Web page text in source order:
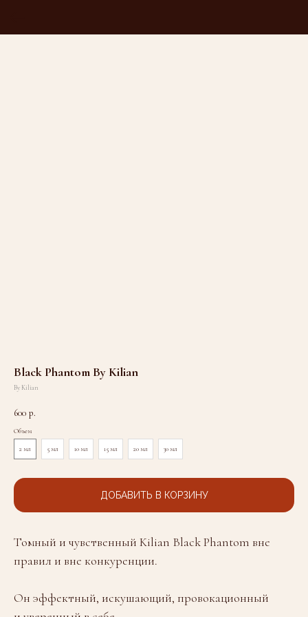
Black Phantom By Kilian
By Kilian
600 р.
Объем
2 мл 5 мл 10 мл 15 мл 20 мл 30 мл
ДОБАВИТЬ В КОРЗИНУ
Томный и чувственный Kilian Black Phantom вне
правил и вне конкуренции.
Он эффектный, искушающий, провокационный